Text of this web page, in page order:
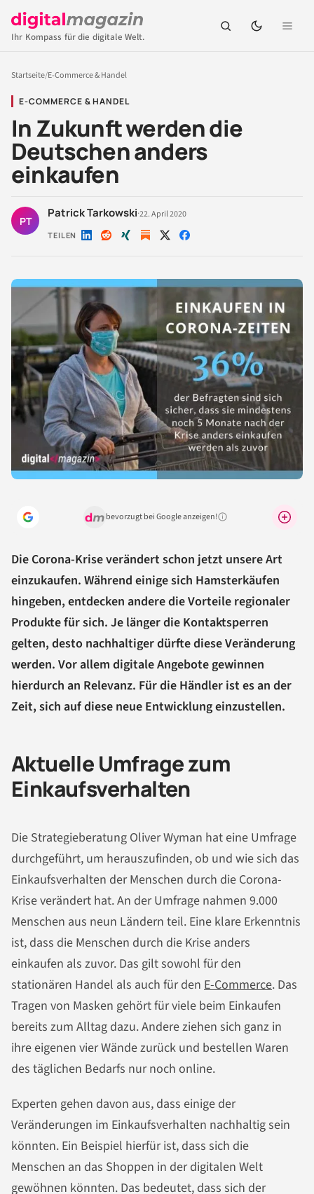
Ihr Kompass für die digitale Welt.
Startseite/E-Commerce & Handel
E-COMMERCE & HANDEL
In Zukunft werden die
Deutschen anders
einkaufen
PT
Patrick Tarkowski·22. April 2020
TEILEN Auf Auf Auf Auf Auf
bevorzugt bei Google anzeigen!Warum lohnt sich das?
Die Corona-Krise verändert schon jetzt unsere Art
einzukaufen. Während einige sich Hamsterkäufen
hingeben, entdecken andere die Vorteile regionaler
Produkte für sich. Je länger die Kontaktsperren
gelten, desto nachhaltiger dürfte diese Veränderung
werden. Vor allem digitale Angebote gewinnen
hierdurch an Relevanz. Für die Händler ist es an der
Zeit, sich auf diese neue Entwicklung einzustellen.
Aktuelle Umfrage zum
Einkaufsverhalten
Die Strategieberatung Oliver Wyman hat eine Umfrage
durchgeführt, um herauszufinden, ob und wie sich das
Einkaufsverhalten der Menschen durch die Corona-
Krise verändert hat. An der Umfrage nahmen 9.000
Menschen aus neun Ländern teil. Eine klare Erkenntnis
ist, dass die Menschen durch die Krise anders
einkaufen als zuvor. Das gilt sowohl für den
stationären Handel als auch für den E-Commerce. Das
Tragen von Masken gehört für viele beim Einkaufen
bereits zum Alltag dazu. Andere ziehen sich ganz in
ihre eigenen vier Wände zurück und bestellen Waren
des täglichen Bedarfs nur noch online.
Experten gehen davon aus, dass einige der
Veränderungen im Einkaufsverhalten nachhaltig sein
könnten. Ein Beispiel hierfür ist, dass sich die
Menschen an das Shoppen in der digitalen Welt
gewöhnen könnten. Das bedeutet, dass sich der